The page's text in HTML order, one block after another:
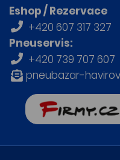
Eshop / Rezervace
+420 607 317 327
Pneuservis:
+420 739 707 607
pneubazar-